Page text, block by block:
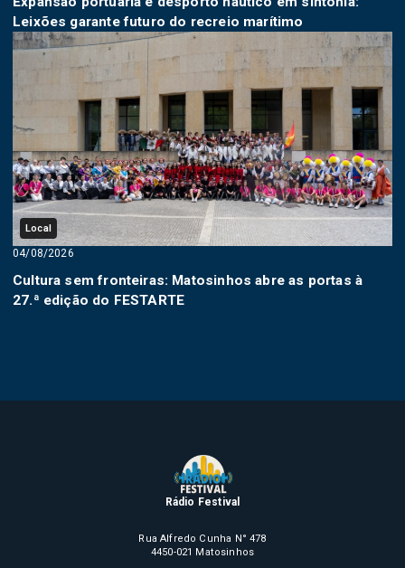
Leixões garante futuro do recreio marítimo
Local
04/08/2026
Cultura sem fronteiras: Matosinhos abre as portas à
27.ª edição do FESTARTE
Rádio Festival
Rua Alfredo Cunha N° 478
4450-021 Matosinhos